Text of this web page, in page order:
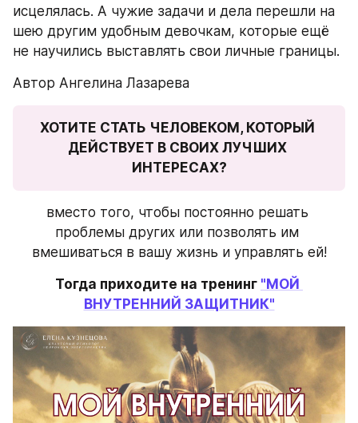
исцелялась. А чужие задачи и дела перешли на
шею другим удобным девочкам, которые ещё
не научились выставлять свои личные границы.
Автор Ангелина Лазарева
ХОТИТЕ СТАТЬ ЧЕЛОВЕКОМ, КОТОРЫЙ
ДЕЙСТВУЕТ В СВОИХ ЛУЧШИХ
ИНТЕРЕСАХ?
вместо того, чтобы постоянно решать
проблемы других или позволять им
вмешиваться в вашу жизнь и управлять ей!
Тогда приходите на тренинг "МОЙ
ВНУТРЕННИЙ ЗАЩИТНИК"